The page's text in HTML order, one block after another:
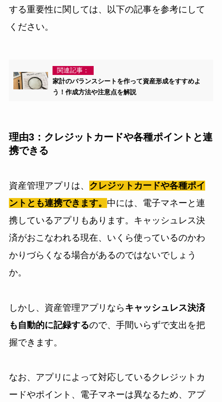
する重要性に関しては、以下の記事を参考にして
ください。
関連記事：
家計のバランスシートを作って資産形成をすすめよ
う！作成方法や注意点を解説
理由3：クレジットカードや各種ポイントと連
携できる
資産管理アプリは、 クレジットカードや各種ポイ
ントとも連携できます。 中には、電子マネーと連
携しているアプリもあります。キャッシュレス決
済がおこなわれる現在、いくら使っているのかわ
かりづらくなる場合があるのではないでしょう
か。
しかし、資産管理アプリならキャッシュレス決済
も自動的に記録するので、手間いらずで支出を把
握できます。
なお、アプリによって対応しているクレジットカ
ードやポイント、電子マネーは異なるため、アプ